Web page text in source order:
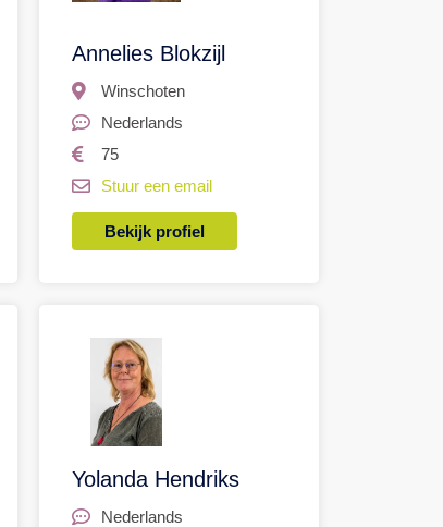
Annelies Blokzijl
Winschoten
Nederlands
75
Stuur een email
Bekijk profiel
Yolanda Hendriks
Nederlands